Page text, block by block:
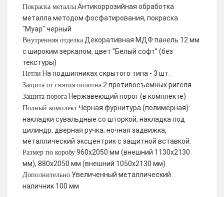
Покраска металла Антикоррозийная обработка
металла методом фосфатирования, покраска
"Муар" черный
Внутренняя отделка Декоративная МДФ панель 12 мм
с широким зеркалом, цвет "Белый софт" (без
текстуры)
Петли На подшипниках скрытого типа - 3 шт.
Защита от снятия полотна 2 противосъемных ригеля
Защита порога Нержавеющий порог (в комплекте)
Полный комплект Черная фурнитура (полимерная):
накладки сувальдные со шторкой, накладка под
цилиндр, дверная ручка, ночная задвижка,
металлический эксцентрик с защитной вставкой.
Размер по коробу 960х2050 мм (внешний 1130х2130
мм), 880х2050 мм (внешний 1050х2130 мм)
Дополнительно Увеличенный металлический
наличник 100 мм